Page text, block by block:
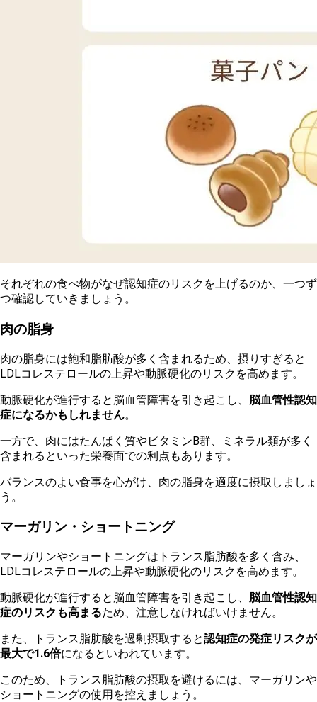
それぞれの食べ物がなぜ認知症のリスクを上げるのか、一つず
つ確認していきましょう。
肉の脂身
肉の脂身には飽和脂肪酸が多く含まれるため、摂りすぎると
LDLコレステロールの上昇や動脈硬化のリスクを高めます。
動脈硬化が進行すると脳血管障害を引き起こし、 脳血管性認知
症になるかもしれません。
一方で、肉にはたんぱく質やビタミンB群、ミネラル類が多く
含まれるといった栄養面での利点もあります。
バランスのよい食事を心がけ、肉の脂身を適度に摂取しましょ
う。
マーガリン・ショートニング
マーガリンやショートニングはトランス脂肪酸を多く含み、
LDLコレステロールの上昇や動脈硬化のリスクを高めます。
動脈硬化が進行すると脳血管障害を引き起こし、 脳血管性認知
症のリスクも高まるため、注意しなければいけません。
また、トランス脂肪酸を過剰摂取すると認知症の発症リスクが
最大で1.6倍になるといわれています。
このため、トランス脂肪酸の摂取を避けるには、マーガリンや
ショートニングの使用を控えましょう。